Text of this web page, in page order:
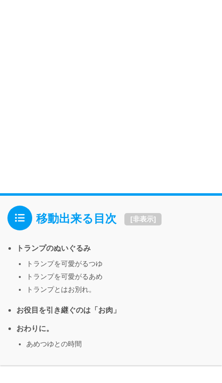
移動出来る目次 [非表示]
トランプのぬいぐるみ
トランプを可愛がるつゆ
トランプを可愛がるあめ
トランプとはお別れ。
お役目を引き継ぐのは「お肉」
おわりに。
あめつゆとの時間